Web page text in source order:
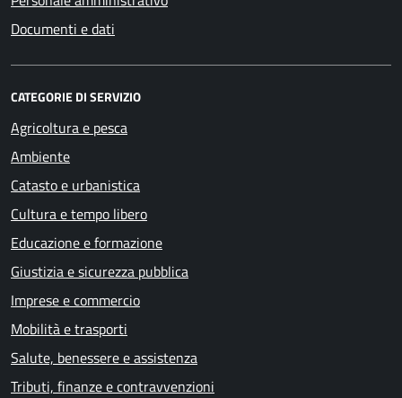
Documenti e dati
CATEGORIE DI SERVIZIO
Agricoltura e pesca
Ambiente
Catasto e urbanistica
Cultura e tempo libero
Educazione e formazione
Giustizia e sicurezza pubblica
Imprese e commercio
Mobilità e trasporti
Salute, benessere e assistenza
Tributi, finanze e contravvenzioni